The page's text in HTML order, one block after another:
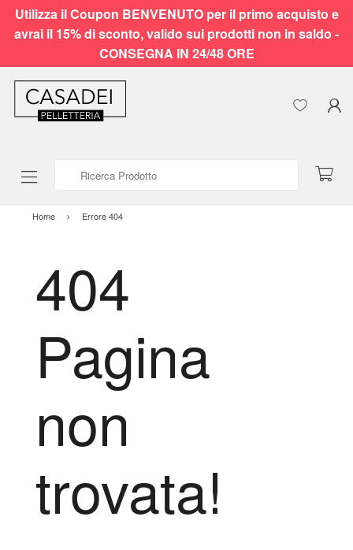
Utilizza il Coupon BENVENUTO per il primo acquisto e
avrai il 15% di sconto, valido sui prodotti non in saldo -
CONSEGNA IN 24/48 ORE
Home Errore 404
404
Pagina
non
trovata!